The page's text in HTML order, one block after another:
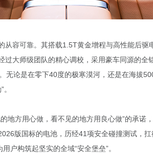
从容可靠。其搭载1.5T黄金增程与高性能后驱
过大师级团队的精心调校，采用豪车同源的全
无论是在零下40度的极寒漠河，还是在海拔
地方用心做，看不见的地方用良心做”的承诺
版国标的电池，历经41项安全碰撞测试，扛
户构筑起坚实的全域“安全堡垒”。